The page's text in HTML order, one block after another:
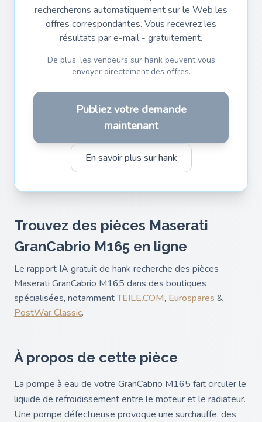
rechercherons automatiquement sur le Web les
offres correspondantes. Vous recevrez les
résultats par e-mail - gratuitement.
De plus, les vendeurs sur hank peuvent vous
envoyer directement des offres.
Publiez votre demande
maintenant
En savoir plus sur hank
Trouvez des pièces Maserati
GranCabrio M165 en ligne
Le rapport IA gratuit de hank recherche des pièces
Maserati GranCabrio M165 dans des boutiques
spécialisées, notammentTEILE.COM, Eurospares &
PostWar Classic.
À propos de cette pièce
La pompe à eau de votre GranCabrio M165 fait circuler le
liquide de refroidissement entre le moteur et le radiateur.
Une pompe défectueuse provoque une surchauffe, des